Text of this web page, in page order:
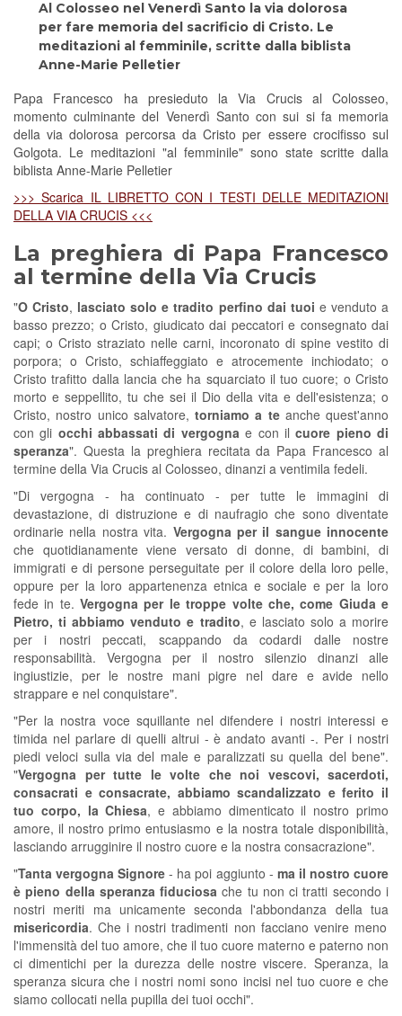
Al Colosseo nel Venerdì Santo la via dolorosa
per fare memoria del sacrificio di Cristo. Le
meditazioni al femminile, scritte dalla biblista
Anne-Marie Pelletier
Papa Francesco ha presieduto la Via Crucis al Colosseo,
momento culminante del Venerdì Santo con sui si fa memoria
della via dolorosa percorsa da Cristo per essere crocifisso sul
Golgota. Le meditazioni "al femminile" sono state scritte dalla
biblista Anne-Marie Pelletier
>>> Scarica IL LIBRETTO CON I TESTI DELLE MEDITAZIONI
DELLA VIA CRUCIS <<<
La preghiera di Papa Francesco
al termine della Via Crucis
"O Cristo, lasciato solo e tradito perfino dai tuoi e venduto a
basso prezzo; o Cristo, giudicato dai peccatori e consegnato dai
capi; o Cristo straziato nelle carni, incoronato di spine vestito di
porpora; o Cristo, schiaffeggiato e atrocemente inchiodato; o
Cristo trafitto dalla lancia che ha squarciato il tuo cuore; o Cristo
morto e seppellito, tu che sei il Dio della vita e dell'esistenza; o
Cristo, nostro unico salvatore, torniamo a teanche quest'anno
con gli occhi abbassati di vergognae con ilcuore pieno di
speranza". Questa la preghiera recitata da Papa Francesco al
termine della Via Crucis al Colosseo, dinanzi a ventimila fedeli.
"Di vergogna - ha continuato - per tutte le immagini di
devastazione, di distruzione e di naufragio che sono diventate
ordinarie nella nostra vita. Vergogna per il sangue innocente
che quotidianamente viene versato di donne, di bambini, di
immigrati e di persone perseguitate per il colore della loro pelle,
oppure per la loro appartenenza etnica e sociale e per la loro
fede in te.Vergogna per le troppe volte che, come Giuda e
Pietro, ti abbiamo venduto e tradito, e lasciato solo a morire
per i nostri peccati, scappando da codardi dalle nostre
responsabilità. Vergogna per il nostro silenzio dinanzi alle
ingiustizie, per le nostre mani pigre nel dare e avide nello
strappare e nel conquistare".
"Per la nostra voce squillante nel difendere i nostri interessi e
timida nel parlare di quelli altrui - è andato avanti -. Per i nostri
piedi veloci sulla via del male e paralizzati su quella del bene".
"Vergogna per tutte le volte che noi vescovi, sacerdoti,
consacrati e consacrate, abbiamo scandalizzato e ferito il
tuo corpo, la Chiesa, e abbiamo dimenticato il nostro primo
amore, il nostro primo entusiasmo e la nostra totale disponibilità,
lasciando arrugginire il nostro cuore e la nostra consacrazione".
"Tanta vergogna Signore - ha poi aggiunto - ma il nostro cuore
è pieno della speranza fiduciosa che tu non ci tratti secondo i
nostri meriti ma unicamente seconda l'abbondanza della tua
misericordia. Che i nostri tradimenti non facciano venire meno
l'immensità del tuo amore, che il tuo cuore materno e paterno non
ci dimentichi per la durezza delle nostre viscere. Speranza, la
speranza sicura che i nostri nomi sono incisi nel tuo cuore e che
siamo collocati nella pupilla dei tuoi occhi".